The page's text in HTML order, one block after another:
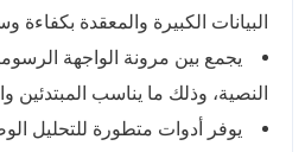
البيانات الكبيرة والمعقدة بكفاءة
يجمع بين مرونة الواجهة
النصية، وذلك ما يناسب المبتدئين
يوفر أدوات متطورة للتحليل